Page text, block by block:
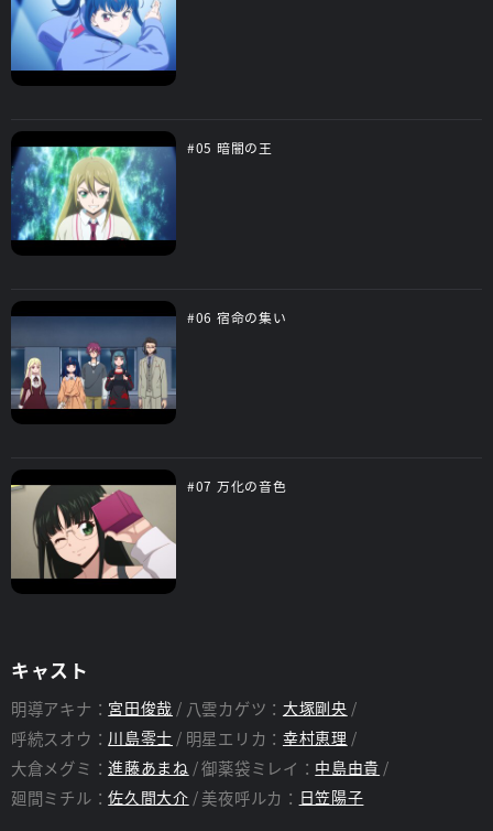
#05 暗闇の王
#06 宿命の集い
#07 万化の音色
キャスト
明導アキナ： 宮田俊哉 八雲カゲツ： 大塚剛央
呼続スオウ： 川島零士 明星エリカ： 幸村恵理
大倉メグミ：進藤あまね 御薬袋ミレイ： 中島由貴
廻間ミチル：佐久間大介 美夜呼ルカ： 日笠陽子